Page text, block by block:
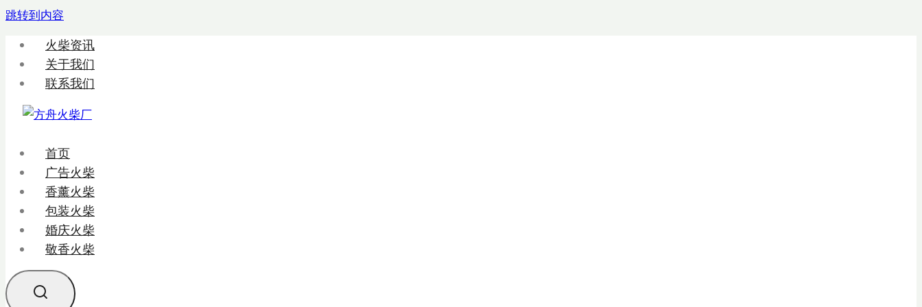
跳转到内容
火柴资讯
关于我们
联系我们
首页
广告火柴
香薰火柴
包装火柴
婚庆火柴
敬香火柴